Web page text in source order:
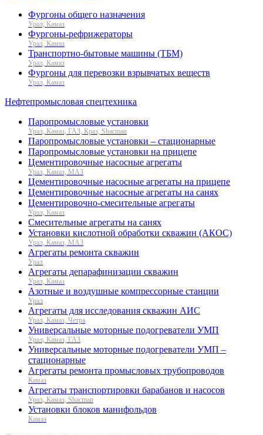
Фургоны общего назначения
Урал, Камаз
Фургоны-рефрижераторы
Урал, Камаз
Транспортно-бытовые машины (ТБМ)
Урал, Камаз
Фургоны для перевозки взрывчатых веществ
Урал, Камаз
Нефтепромысловая спецтехника
Паропромысловые установки
Урал, Камаз, ГАЗ, Краз, Shacman
Паропромысловые установки – стационарные
Паропромысловые установки на прицепе
Цементировочные насосные агрегаты
Урал, Камаз, МАЗ
Цементировочные насосные агрегаты на прицепе
Цементировочные насосные агрегаты на санях
Цементировочно-смесительные агрегаты
Урал, Камаз
Смесительные агрегаты на санях
Установки кислотной обработки скважин (АКОС)
Урал, Камаз, МАЗ
Агрегаты ремонта скважин
Урал
Агрегаты депарафинизации скважин
Урал, Камаз
Азотные и воздушные компрессорные станции
Урал
Агрегаты для исследования скважин АИС
Урал, Камаз, Четра
Универсальные моторные подогреватели УМП
Урал, Камаз, ГАЗ
Универсальные моторные подогреватели УМП –
стационарные
Агрегаты ремонта промысловых трубопроводов
Камаз
Агрегаты транспортировки барабанов и насосов
Урал, Камаз, Shacman
Установки блоков манифольдов
Камаз